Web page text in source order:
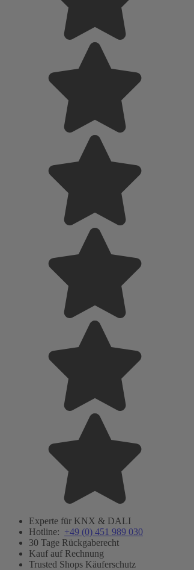
Experte für KNX & DALI
Hotline: +49 (0) 451 989 030
30 Tage Rückgaberecht
Kauf auf Rechnung
Trusted Shops Käuferschutz